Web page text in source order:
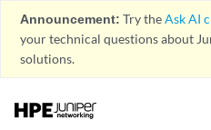
Announcement: Try theAsk AI
your technical questions about
solutions.